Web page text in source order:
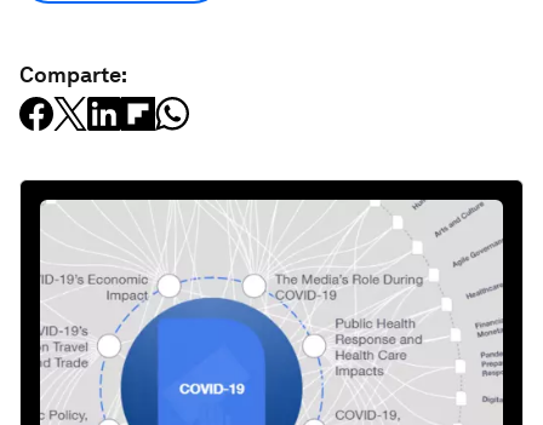
Comparte: